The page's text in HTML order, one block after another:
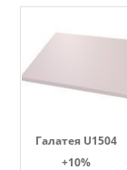
Галатея U1504
+10%